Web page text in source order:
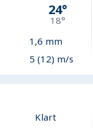
24°
18°
1,6 mm
5 (12) m/s
Klart